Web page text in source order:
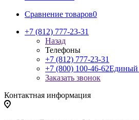
Сравнение товаров0
+7 (812) 777-23-31
Назад
Телефоны
+7 (812) 777-23-31
+7 (800) 100-46-62Единый
Заказать звонок
Контактная информация